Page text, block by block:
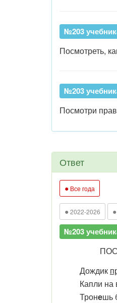
№203
Посмотреть,
№203
Посмотри
Ответ
● Все года
● 2022-2026 ●
№203
Дождик
Капли на
Тронешь